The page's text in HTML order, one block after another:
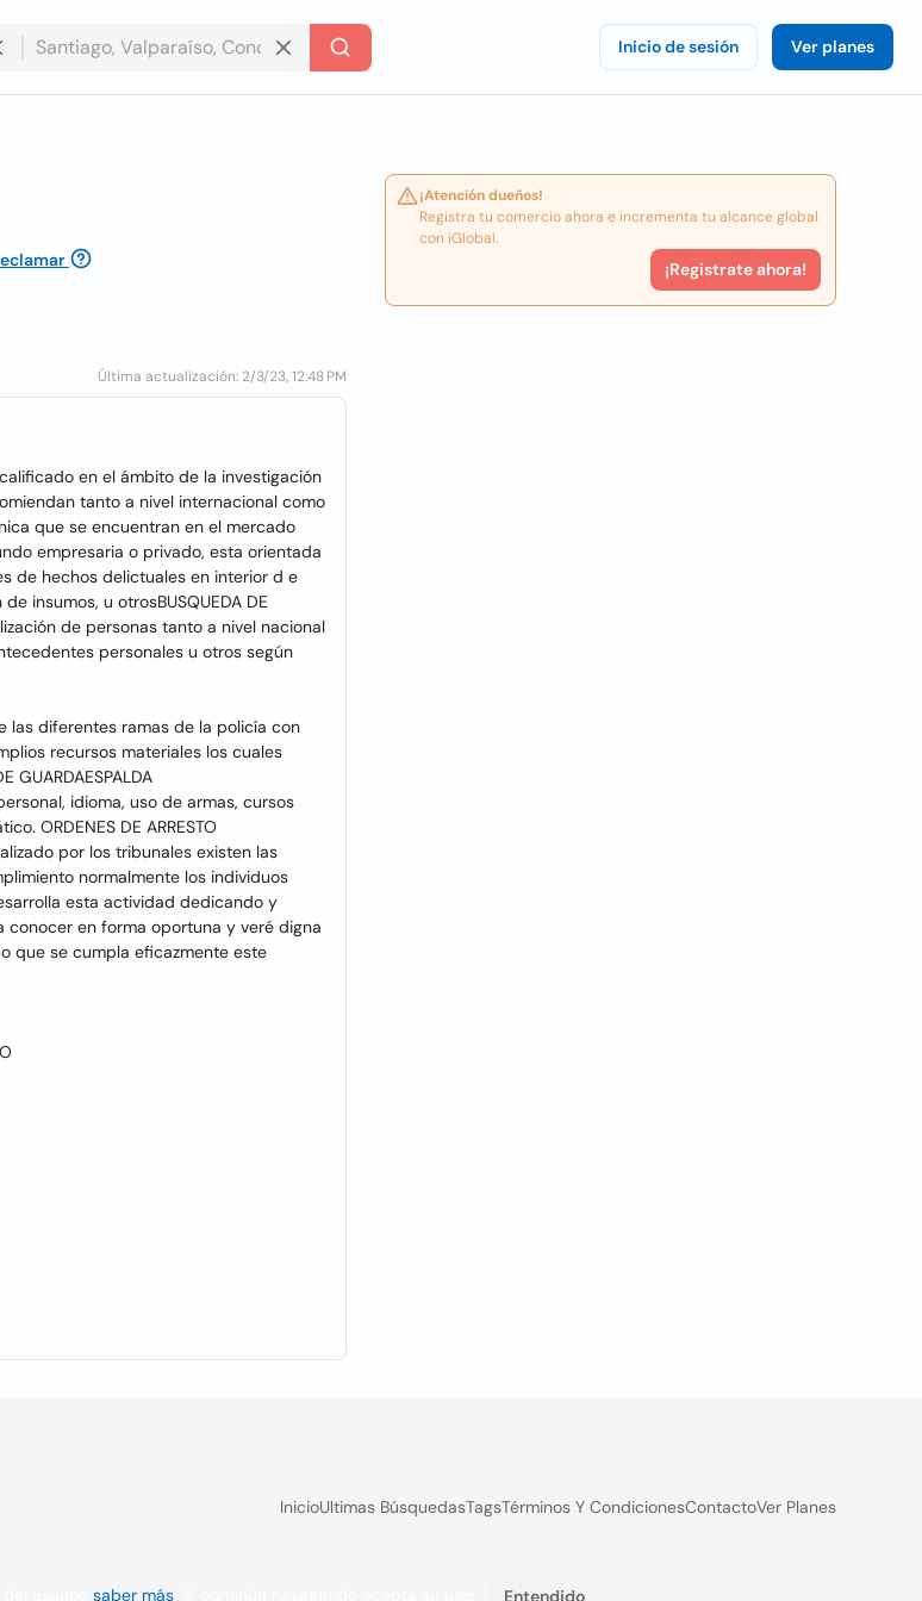
Inicio de sesión Ver planes
Última actualización: 2/3/23, 12:48 PM
calificado en el ámbito de la investigación
tanto a nivel internacional como
que se encuentran en el mercado
empresaria o privado, esta orientada
de hechos delictuales en interior d e
insumos, u otrosBUSQUEDA DE
de personas tanto a nivel nacional
personales u otros según
las diferentes ramas de la policía con
recursos materiales los cuales
idioma, uso de armas, cursos
ORDENES DE ARRESTO
por los tribunales existen las
normalmente los individuos
esta actividad dedicando y
en forma oportuna y veré digna
que se cumpla eficazmente este
¡Atención dueños!
Registra tu comercio ahora e incrementa tu alcance global
con iGlobal.
¡Registrate ahora!
InicioUltimas BúsquedasTagsTérminos Y CondicionesContactoVer Planes
saber más Entendido